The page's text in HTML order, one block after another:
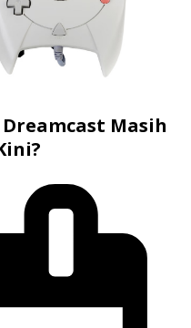
Masih